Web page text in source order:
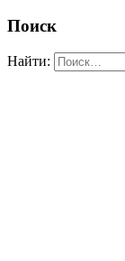
Поиск
Найти: